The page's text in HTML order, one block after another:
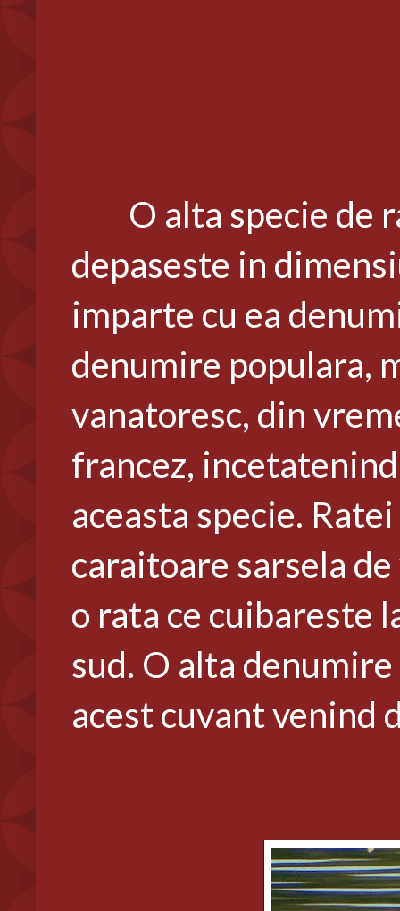
O alta specie de
depaseste in
imparte cu ea
denumire populara,
vanatoresc, din
francez,
aceasta specie.
caraitoare sarsela
o rata ce cuibareste
sud. O alta
acest cuvant venind